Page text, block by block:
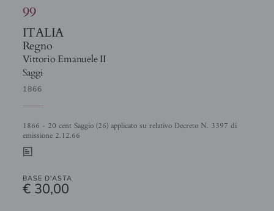
99
ITALIA
Regno
Vittorio Emanuele II
Saggi
1866
1866 - 20 cent Saggio (26) applicato su relativo Decreto N. 3397 di
emissione 2.12.66
0
BASE D'ASTA
€ 30,00